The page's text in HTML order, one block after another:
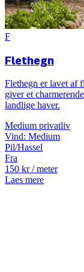
F
Flethegn
Flethegn er lavet af
giver et
landlige haver.
Medium privatliv
Vind: Medium
Pil/Hassel
Fra
150 kr/ meter
Laes mere